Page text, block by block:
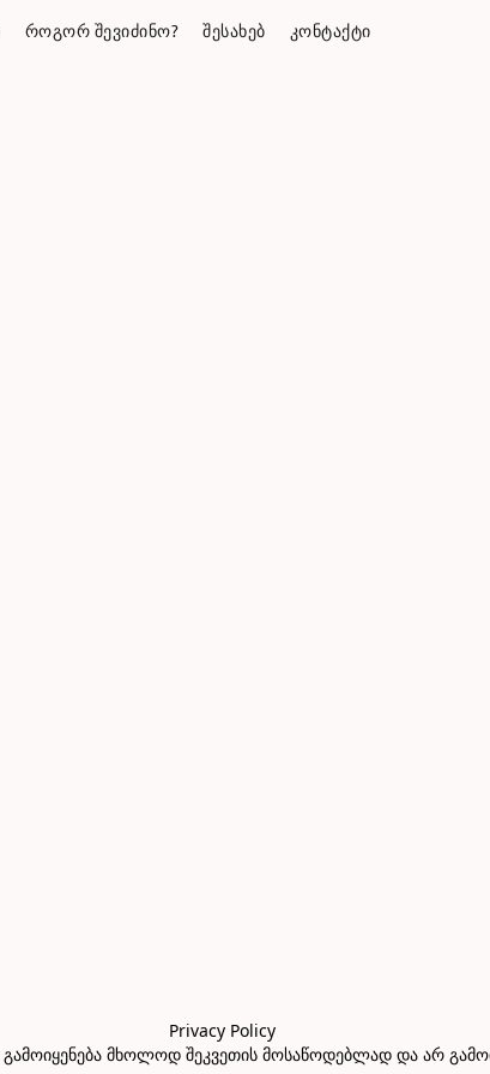
ᲠᲝᲒᲝᲠ ᲨᲔᲕᲘᲫᲘᲜᲝ? ᲨᲔᲡᲐᲮᲔᲑ ᲙᲝᲜᲢᲐᲥᲢᲘ
Privacy Policy
მხოლოდ შეკვეთის მოსაწოდებლად და არ